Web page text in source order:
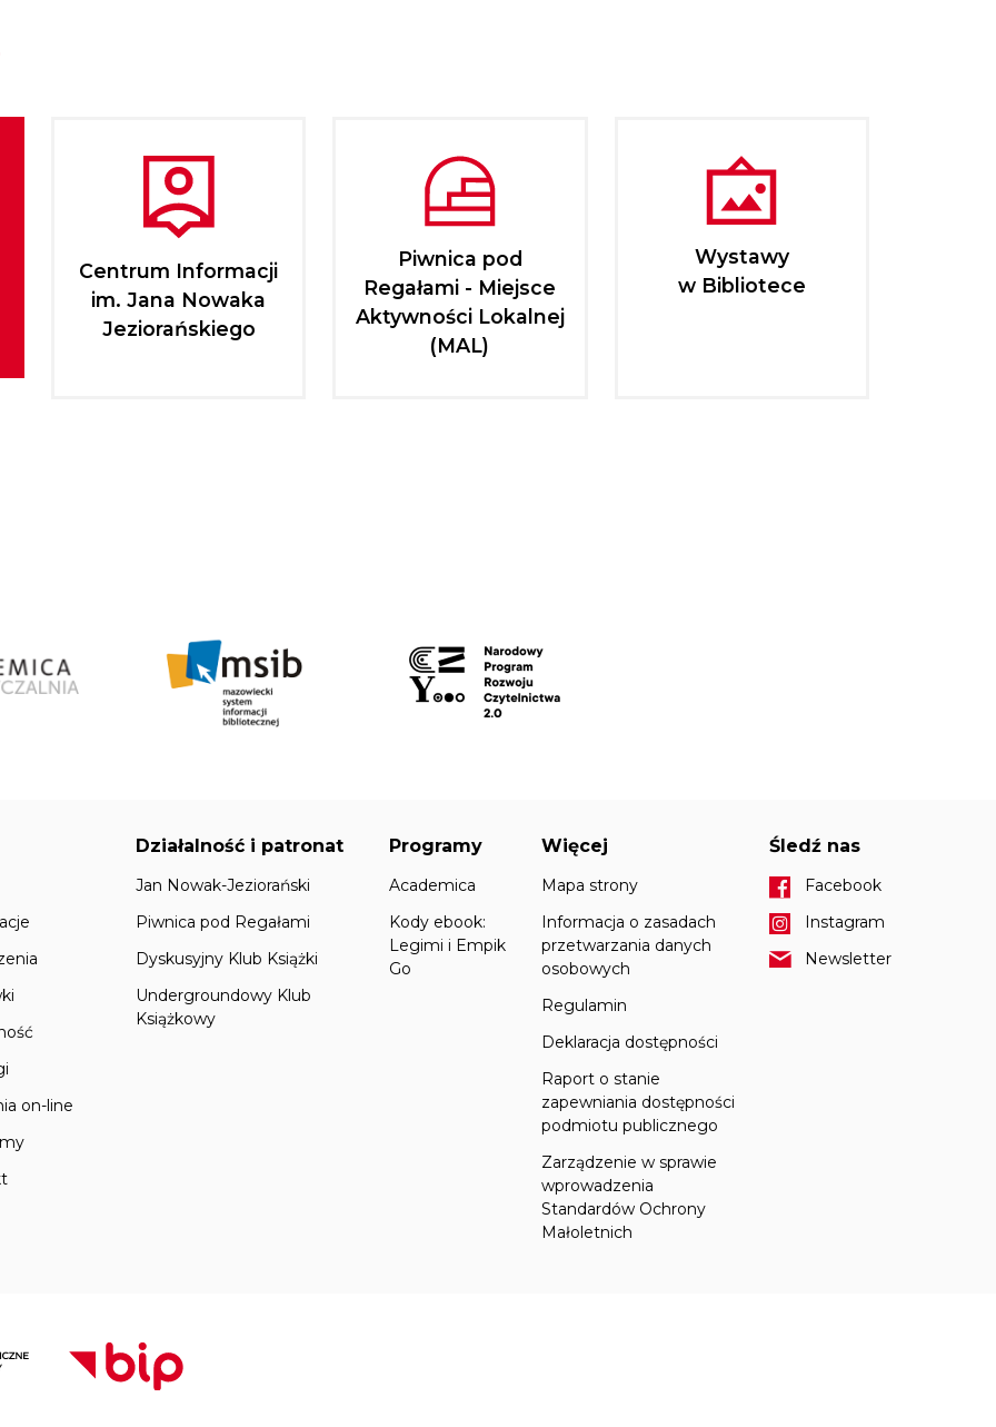
Centrum Informacji
im. Jana Nowaka
Jeziorańskiego
Piwnica pod
Regałami - Miejsce
Aktywności Lokalnej
(MAL)
Wystawy
w Bibliotece
on-line
Działalność i patronat
Jan Nowak-Jeziorański
Piwnica pod Regałami
Dyskusyjny Klub Książki
Undergroundowy Klub
Książkowy
Programy
Academica
Kody ebook:
Legimi i Empik
Go
Więcej
Mapa strony
Informacja o zasadach
przetwarzania danych
osobowych
Regulamin
Deklaracja dostępności
Raport o stanie
zapewniania dostępności
podmiotu publicznego
Zarządzenie w sprawie
wprowadzenia
Standardów Ochrony
Małoletnich
Śledź nas
Facebook
Instagram
Newsletter